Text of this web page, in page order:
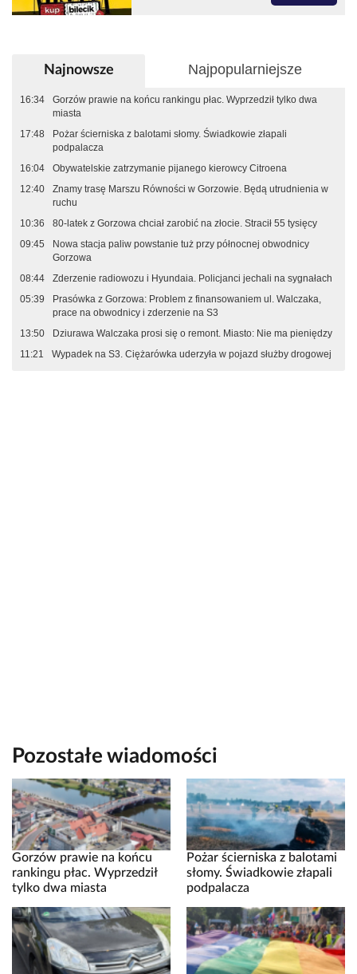
Najnowsze Najpopularniejsze
16:34
Gorzów prawie na końcu rankingu płac. Wyprzedził tylko dwa
miasta
17:48
Pożar ścierniska z balotami słomy. Świadkowie złapali
podpalacza
16:04
Obywatelskie zatrzymanie pijanego kierowcy Citroena
12:40
Znamy trasę Marszu Równości w Gorzowie. Będą utrudnienia w
ruchu
10:36
80-latek z Gorzowa chciał zarobić na złocie. Stracił 55 tysięcy
09:45
Nowa stacja paliw powstanie tuż przy północnej obwodnicy
Gorzowa
08:44
Zderzenie radiowozu i Hyundaia. Policjanci jechali na sygnałach
05:39
Prasówka z Gorzowa: Problem z finansowaniem ul. Walczaka,
prace na obwodnicy i zderzenie na S3
13:50
Dziurawa Walczaka prosi się o remont. Miasto: Nie ma pieniędzy
11:21
Wypadek na S3. Ciężarówka uderzyła w pojazd służby drogowej
Pozostałe wiadomości
Gorzów prawie na końcu
rankingu płac. Wyprzedził
tylko dwa miasta
Pożar ścierniska z balotami
słomy. Świadkowie złapali
podpalacza